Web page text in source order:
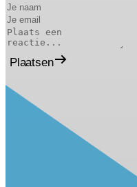
Plaatsen